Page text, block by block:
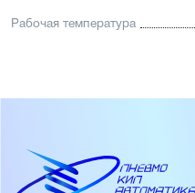
Рабочая температура